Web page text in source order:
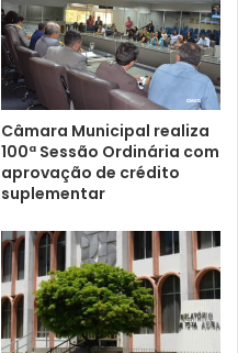
Câmara Municipal realiza
100ª Sessão Ordinária com
aprovação de crédito
suplementar